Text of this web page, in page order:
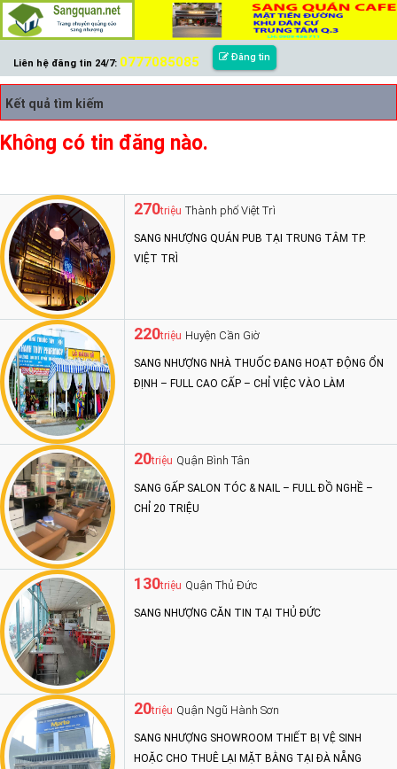
Liên hệ đăng tin 24/7: 0777085085 Đăng tin
Kết quả tìm kiếm
Không có tin đăng nào.
270triệu Thành phố Việt Trì
SANG NHƯỢNG QUÁN PUB TẠI TRUNG TÂM TP.
VIỆT TRÌ
220triệu Huyện Cần Giờ
SANG NHƯỢNG NHÀ THUỐC ĐANG HOẠT ĐỘNG ỔN
ĐỊNH – FULL CAO CẤP – CHỈ VIỆC VÀO LÀM
20triệu Quận Bình Tân
SANG GẤP SALON TÓC & NAIL – FULL ĐỒ NGHỀ –
CHỈ 20 TRIỆU
130triệu Quận Thủ Đức
SANG NHƯỢNG CĂN TIN TẠI THỦ ĐỨC
20triệu Quận Ngũ Hành Sơn
SANG NHƯỢNG SHOWROOM THIẾT BỊ VỆ SINH
HOẶC CHO THUÊ LẠI MẶT BẰNG TẠI ĐÀ NẴNG